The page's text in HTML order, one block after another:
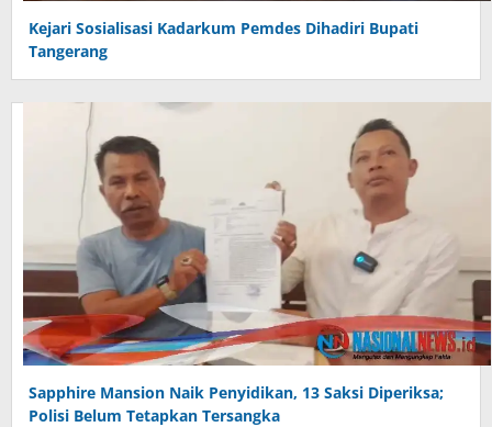
Kejari Sosialisasi Kadarkum Pemdes Dihadiri Bupati
Tangerang
Sapphire Mansion Naik Penyidikan, 13 Saksi Diperiksa;
Polisi Belum Tetapkan Tersangka